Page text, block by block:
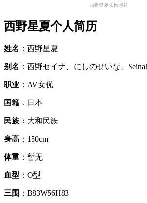
西野星夏人物照片
西野星夏个人简历
姓名 ：西野星夏
别名 ：西野セイナ、にしのせいな、
职业 ：AV女优
国籍 ：日本
民族 ：大和民族
身高 ：150cm
体重 ：暂无
血型 ：O型
三围 ：B83W56H83